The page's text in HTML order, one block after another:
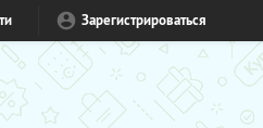
Зарегистрироваться